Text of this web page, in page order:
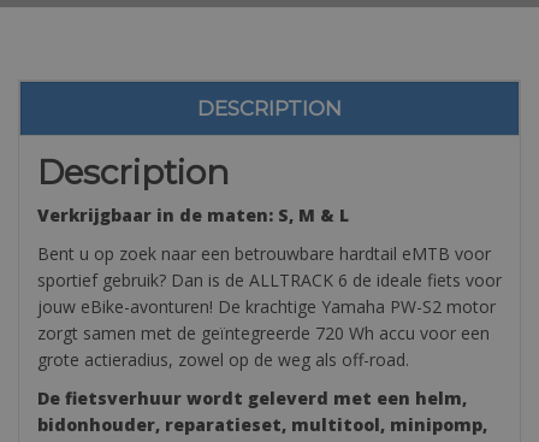
DESCRIPTION
Description
Verkrijgbaar in de maten: S, M & L
Bent u op zoek naar een betrouwbare hardtail eMTB voor
sportief gebruik? Dan is de ALLTRACK 6 de ideale fiets voor
jouw eBike-avonturen! De krachtige Yamaha PW-S2 motor
zorgt samen met de geïntegreerde 720 Wh accu voor een
grote actieradius, zowel op de weg als off-road.
De fietsverhuur wordt geleverd met een helm,
bidonhouder, reparatieset, multitool, minipomp,